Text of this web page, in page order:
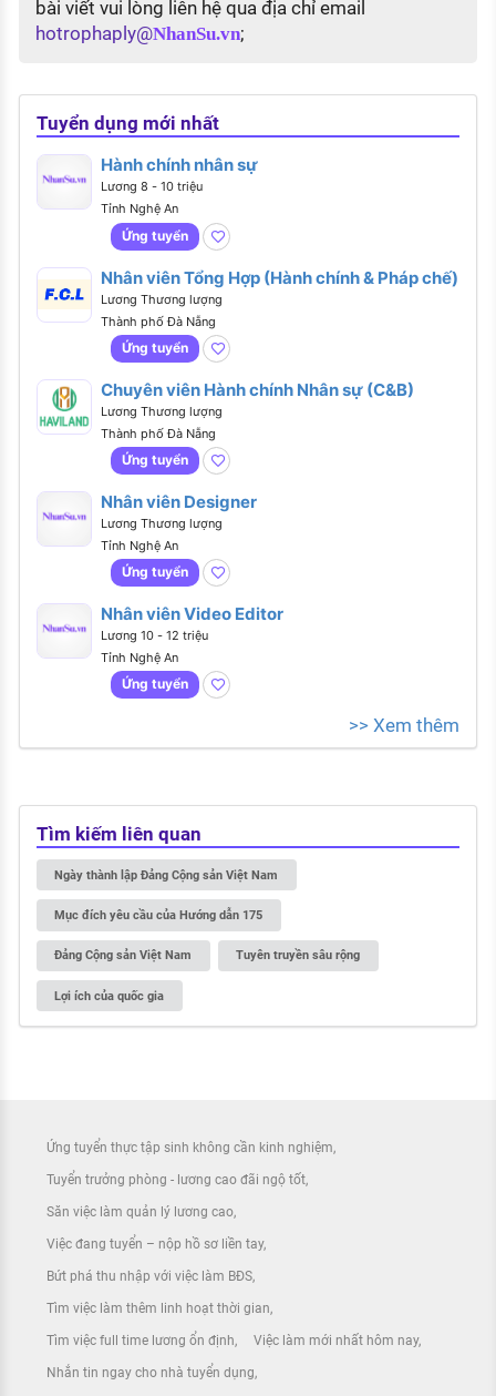
bài viết vui lòng liên hệ qua địa chỉ email
hotrophaply@NhanSu.vn;
Tuyển dụng mới nhất
Hành chính nhân sự
Lương 8 - 10 triệu
Tỉnh Nghệ An
Ứng tuyển
Nhân viên Tổng Hợp (Hành chính & Pháp chế)
Lương Thương lượng
Thành phố Đà Nẵng
Ứng tuyển
Chuyên viên Hành chính Nhân sự (C&B)
Lương Thương lượng
Thành phố Đà Nẵng
Ứng tuyển
Nhân viên Designer
Lương Thương lượng
Tỉnh Nghệ An
Ứng tuyển
Nhân viên Video Editor
Lương 10 - 12 triệu
Tỉnh Nghệ An
Ứng tuyển
>> Xem thêm
Tìm kiếm liên quan
Ngày thành lập Đảng Cộng sản Việt Nam
Mục đích yêu cầu của Hướng dẫn 175
Đảng Cộng sản Việt Nam Tuyên truyền sâu rộng
Lợi ích của quốc gia
Ứng tuyển thực tập sinh không cần kinh nghiệm
Tuyển trưởng phòng - lương cao đãi ngộ tốt
Săn việc làm quản lý lương cao
Việc đang tuyển – nộp hồ sơ liền tay
Bứt phá thu nhập với việc làm BĐS
Tìm việc làm thêm linh hoạt thời gian
Tìm việc full time lương ổn định Việc làm mới nhất hôm nay
Nhắn tin ngay cho nhà tuyển dụng